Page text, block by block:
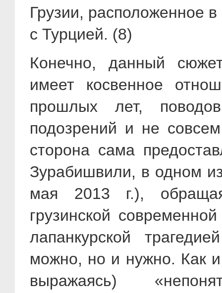
Грузии, расположенное
с Турцией. (8)
Конечно, данный
имеет косвенное
прошлых лет,
подозрений и не
сторона сама
Зурабишвили, в одном
мая 2013 г.),
грузинской
лапанкурской
можно, но и нужно. Как и
выражаясь)